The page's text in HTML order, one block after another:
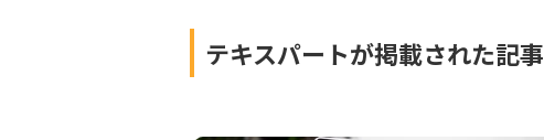
テキスパートが掲載された記事